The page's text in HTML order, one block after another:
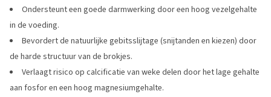
Ondersteunt een goede darmwerking door een hoog vezelgehalte
in de voeding.
Bevordert de natuurlijke gebitsslijtage (snijtanden en kiezen) door
de harde structuur van de brokjes.
Verlaagt risico op calcificatie van weke delen door het lage gehalte
aan fosfor en een hoog magnesiumgehalte.